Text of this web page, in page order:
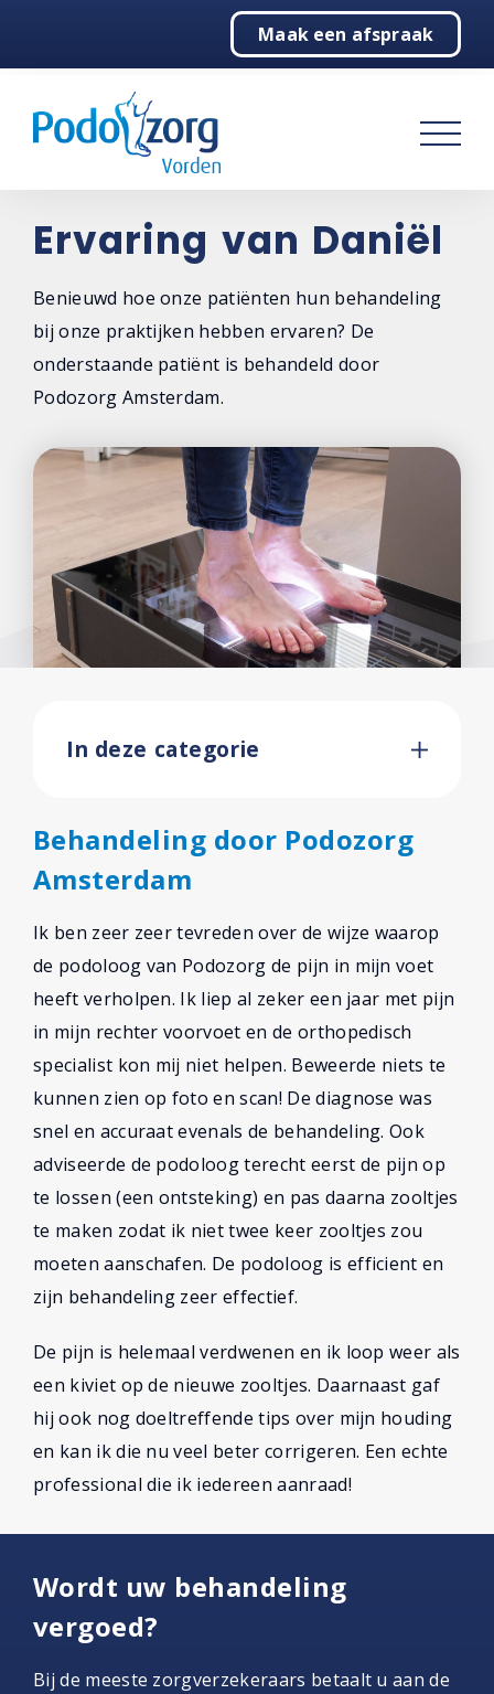
Maak een afspraak
Podologie
Behandelingen
Over ons
Ervaring van Daniël
Benieuwd hoe onze patiënten hun behandeling
bij onze praktijken hebben ervaren? De
onderstaande patiënt is behandeld door
Podozorg Amsterdam.
In deze categorie
Behandeling door Podozorg
Amsterdam
Ik ben zeer zeer tevreden over de wijze waarop
de podoloog van Podozorg de pijn in mijn voet
heeft verholpen. Ik liep al zeker een jaar met pijn
in mijn rechter voorvoet en de orthopedisch
specialist kon mij niet helpen. Beweerde niets te
kunnen zien op foto en scan! De diagnose was
snel en accuraat evenals de behandeling. Ook
adviseerde de podoloog terecht eerst de pijn op
te lossen (een ontsteking) en pas daarna zooltjes
te maken zodat ik niet twee keer zooltjes zou
moeten aanschafen. De podoloog is efficient en
zijn behandeling zeer effectief.
De pijn is helemaal verdwenen en ik loop weer als
een kiviet op de nieuwe zooltjes. Daarnaast gaf
hij ook nog doeltreffende tips over mijn houding
en kan ik die nu veel beter corrigeren. Een echte
professional die ik iedereen aanraad!
Wordt uw behandeling
vergoed?
Bij de meeste zorgverzekeraars betaalt u aan de